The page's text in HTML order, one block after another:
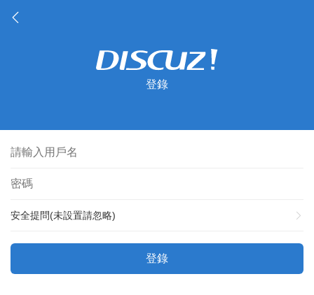
登錄
安全提問(未設置請忽略)
登錄